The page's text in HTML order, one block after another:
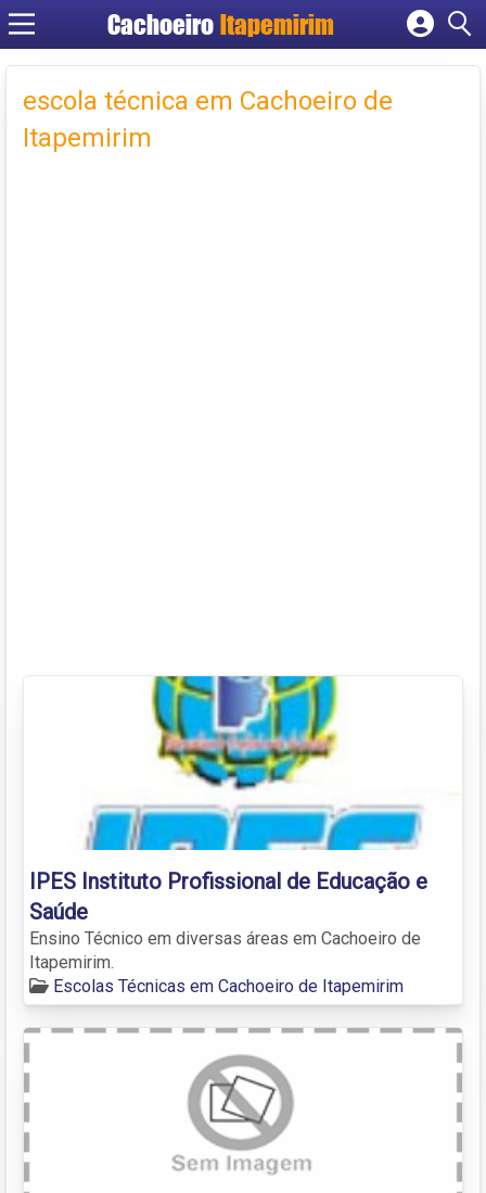
Cachoeiro Itapemirim
Cadastrar empresa
Criar conta
escola técnica em Cachoeiro de
Itapemirim
IPES Instituto Profissional de Educação e
Saúde
Ensino Técnico em diversas áreas em Cachoeiro de
Itapemirim.
Escolas Técnicas em Cachoeiro de Itapemirim